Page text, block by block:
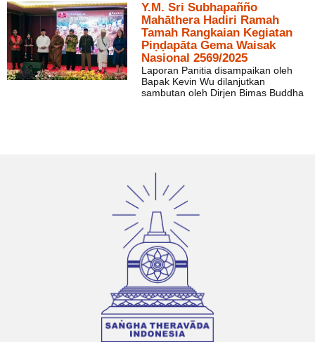
Y.M. Sri Subhapañño
Mahāthera Hadiri Ramah
Tamah Rangkaian Kegiatan
Piṇḍapāta Gema Waisak
Nasional 2569/2025
Laporan Panitia disampaikan oleh
Bapak Kevin Wu dilanjutkan
sambutan oleh Dirjen Bimas Buddha